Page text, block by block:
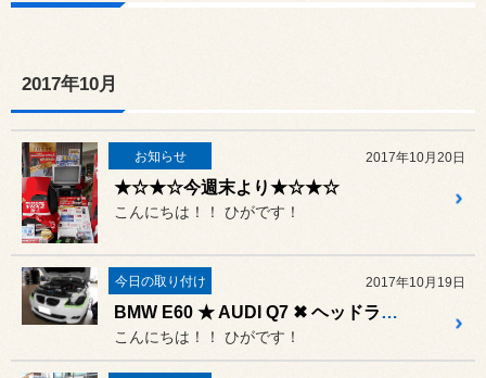
2017年10月
お知らせ 2017年10月20日
★☆★☆今週末より★☆★☆
こんにちは！！ ひがです！
今日の取り付け 2017年10月19日
BMW E60 ★ AUDI Q7 ✖ ヘッドライト HIDバルブ交換♪
こんにちは！！ ひがです！